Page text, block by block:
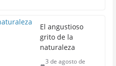
El angustioso
grito de la
naturaleza
3 de agosto de